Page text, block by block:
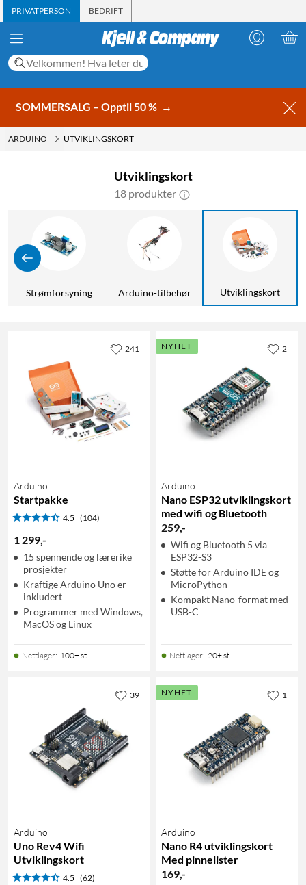
PRIVATPERSON BEDRIFT
SOMMERSALG – Opptil 50 % →
ARDUINO UTVIKLINGSKORT
Utviklingskort
18 produkter
Strømforsyning Arduino-tilbehør Utviklingskort
Arduino
Startpakke
4.5 (104)
1 299,-
15 spennende og lærerike
prosjekter
Kraftige Arduino Uno er
inkludert
Programmer med Windows,
MacOS og Linux
Nettlager: 100+ st
241 NYHET
Arduino
Nano ESP32 utviklingskort
med wifi og Bluetooth
259,-
Wifi og Bluetooth 5 via
ESP32-S3
Støtte for Arduino IDE og
MicroPython
Kompakt Nano-format med
USB-C
Nettlager: 20+ st
2
Arduino
Uno Rev4 Wifi
Utviklingskort
4.5 (62)
39 NYHET
Arduino
Nano R4 utviklingskort
Med pinnelister
169,-
1